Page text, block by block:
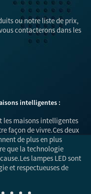
ou notre liste de prix,
contacterons dans les
intelligentes :
les maisons intelligentes
façon de vivre.Ces deux
de plus en plus
que la technologie
lampes LED sont
et respectueuses de